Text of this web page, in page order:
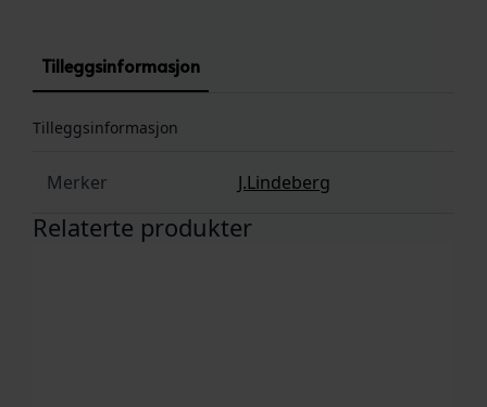
Tilleggsinformasjon
Tilleggsinformasjon
Merker J.Lindeberg
Relaterte produkter